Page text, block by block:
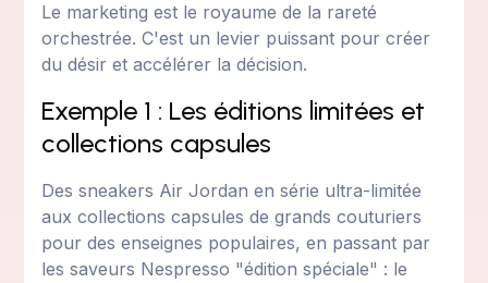
Le marketing est le royaume de la rareté
orchestrée. C'est un levier puissant pour créer
du désir et accélérer la décision.
Exemple 1 : Les éditions limitées et
collections capsules
Des sneakers Air Jordan en série ultra-limitée
aux collections capsules de grands couturiers
pour des enseignes populaires, en passant par
les saveurs Nespresso "édition spéciale" : le